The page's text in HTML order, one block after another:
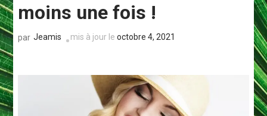
moins une fois !
par Jeamis mis à jour leoctobre 4, 2021